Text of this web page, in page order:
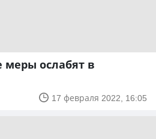
ослабят в
17 февраля 2022, 16:05